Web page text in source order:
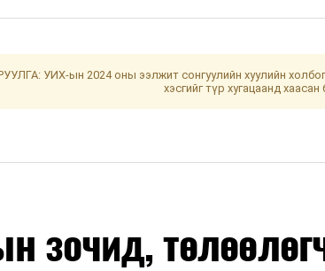
УИХ-ын 2024 оны ээлжит сонгуулийн хуулийн
хэсгийг түр хугацаанд хаасан
зочид,